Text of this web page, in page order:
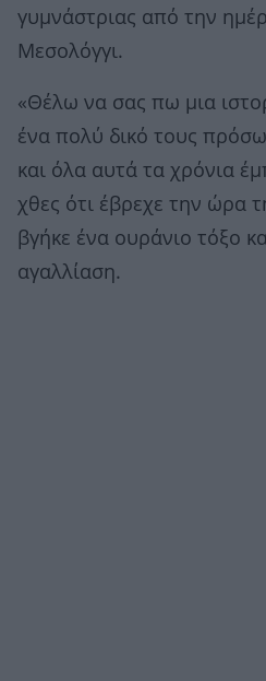
γυμνάστριας από την
Μεσολόγγι.
«Θέλω να σας πω μια
ένα πολύ δικό τους
και όλα αυτά τα χρόνια
χθες ότι έβρεχε την ώρα
βγήκε ένα ουράνιο τόξο
αγαλλίαση.